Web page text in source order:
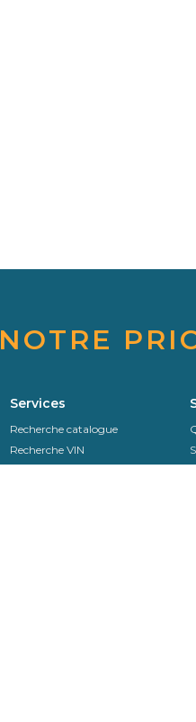
NOTRE
Services
Recherche catalogue
Recherche VIN